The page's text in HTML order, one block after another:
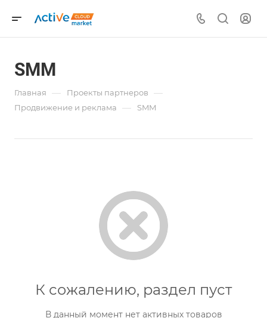
SMM
Главная — Проекты партнеров —
Продвижение и реклама — SMM
К сожалению, раздел пуст
В данный момент нет активных товаров